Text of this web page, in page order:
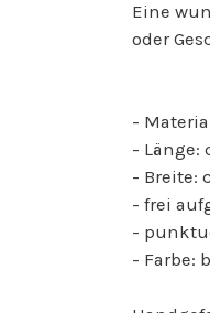
Eine
oder
-
- Länge:
- Breite:
- frei
-
- Farbe: